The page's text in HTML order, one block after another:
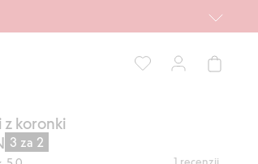
z koronki
3 za 2
1 recenzji